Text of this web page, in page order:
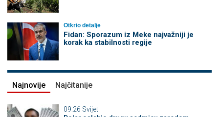
Otkrio detalje
Fidan: Sporazum iz Meke najvažniji je
korak ka stabilnosti regije
Najnovije Najčitanije
09:26 Svijet